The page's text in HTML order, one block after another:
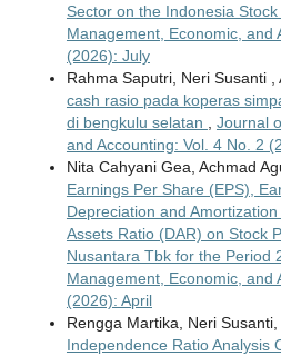
Sector on the Indonesia
Management, Economic, and
(2026): July
Rahma Saputri, Neri Susanti ,
cash rasio pada koperas
di bengkulu selatan , Journal
and Accounting: Vol. 4 No. 2
Nita Cahyani Gea, Achmad
Earnings Per Share (EPS),
Depreciation and
Assets Ratio (DAR) on Stock
Nusantara Tbk for the Period
Management, Economic, and
(2026): April
Rengga Martika, Neri
Independence Ratio Analysis